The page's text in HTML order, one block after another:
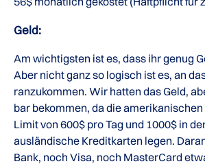
Geld:
Am wichtigsten ist es, dass ihr genug
Aber nicht ganz so logisch ist es, an
ranzukommen. Wir hatten das Geld,
bar bekommen, da die
Limit von 600$ pro Tag und 1000$ in
ausländische Kreditkarten legen.
Bank, noch Visa, noch MasterCard